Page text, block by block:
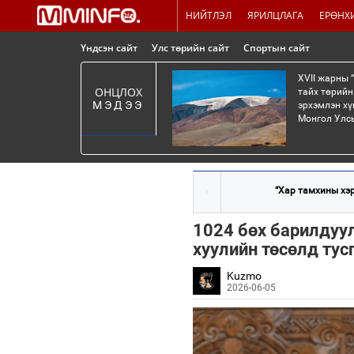
НИЙТЛЭЛ ЯРИЛЦЛАГА
Үндсэн сайт Улс төрийн сайт Спортын сайт
ОНЦЛОХ
МЭДЭЭ
XVII жарны
тайх
эрхэмлэн
Монгол
“Хар тамхины
1024 бөх
хуулийн төсөлд
Kuzmo
2026-06-05